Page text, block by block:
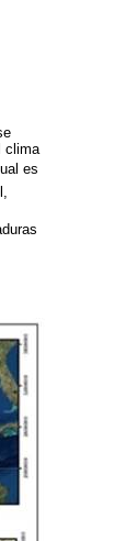
clima
es